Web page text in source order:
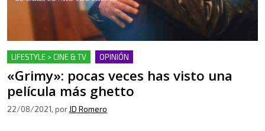
LIFESTYLE > CINE & TV OPINIÓN
«Grimy»: pocas veces has visto una
película más ghetto
22/08/2021, por JD Romero